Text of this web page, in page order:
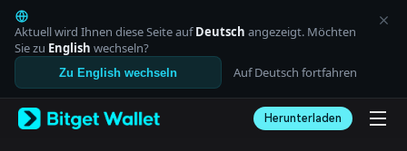
English
日本語
Tiếng Việt
Русский
Español (Latinoamérica)
Italiano
Aktuell wird Ihnen diese Seite aufDeutsch angezeigt. Möchten
Sie zu English wechseln?
Zu English wechseln Auf Deutsch fortfahren
Herunterladen